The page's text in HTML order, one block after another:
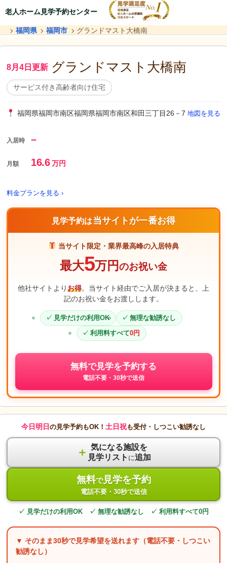
老人ホーム見学予約センター
福岡県 福岡市 グランドマスト大橋南
8月4日更新 グランドマスト大橋南
サービス付き高齢者向け住宅
福岡県福岡市南区福岡県福岡市南区和田三丁目26－7 地図を見る
入居時 –
月額 16.6万円
料金プランを見る ›
見学予約は当サイトが一番お得
当サイト限定・業界最高峰の入居特典
最大5万円のお祝い金
他社サイトよりお得。当サイト経由でご入居が決まると、上
記のお祝い金をお渡しします。
見学だけの利用OK
無理な勧誘なし
利用料すべて0円
無料で見学を予約する
電話不要・30秒で送信
今日明日 の見学予約もOK！ 土日祝も受付・しつこい勧誘なし
＋ 気になる施設を
見学リスト に追加
無料で見学を予約
電話不要・30秒で送信
✓ 見学だけの利用OK ✓ 無理な勧誘なし ✓ 利用料すべて0円
▼ そのまま30秒で見学希望を送れます（電話不要・しつこい
勧誘なし）